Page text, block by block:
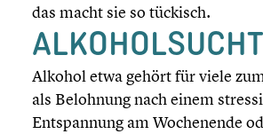
das macht sie so tückisch.
ALKOHOL­SUCHT
Alkohol etwa gehört für viele
als Belohnung nach einem
Entspan­nung am Wochen­ende